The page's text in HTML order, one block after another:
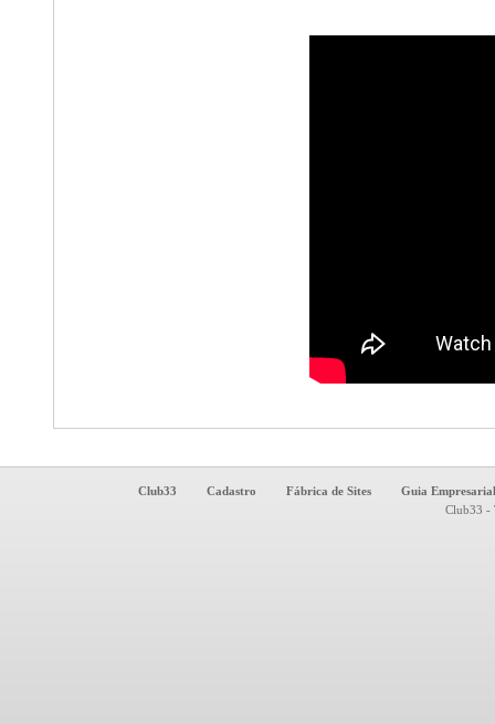
Club33 Cadastro Fábrica de Sites
Guia
Club33 -